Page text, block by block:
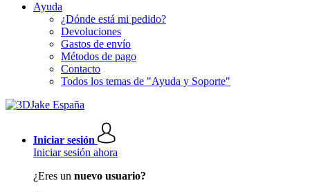
Ayuda
¿Dónde está mi pedido?
Devoluciones
Gastos de envío
Métodos de pago
Contacto
Todos los temas de "Ayuda y Soporte"
Iniciar sesión
Iniciar sesión ahora
¿Eres un nuevo usuario?